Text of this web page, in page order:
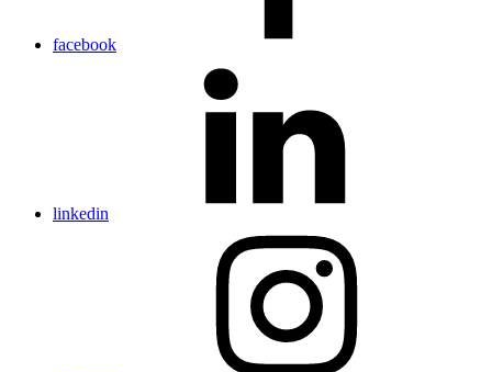
facebook
linkedin